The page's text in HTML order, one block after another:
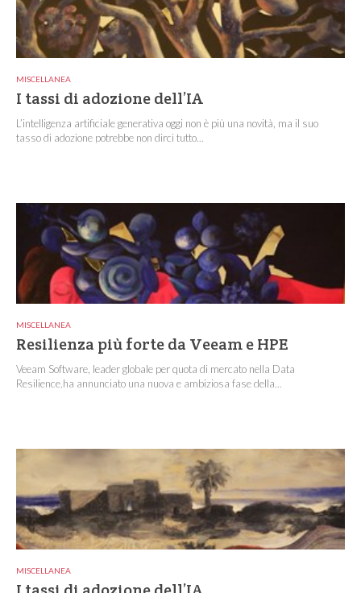
MISCELLANEA
I tassi di adozione dell’IA
L’intelligenza artificiale generativa oggi non è più una novità, ma il suo
tasso di adozione potrebbe non dirci tutto...
MISCELLANEA
Resilienza più forte da Veeam e HPE
Veeam Software, leader globale per quota di mercato nella Data
Resilience,ha annunciato una nuova e ambiziosa fase della...
MISCELLANEA